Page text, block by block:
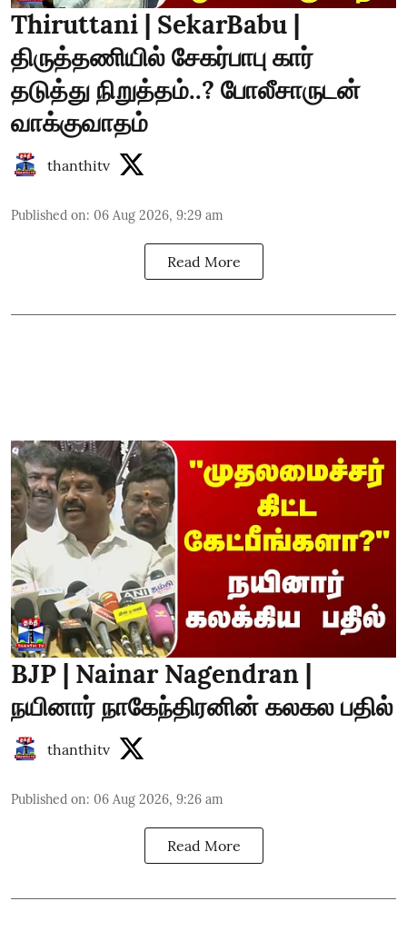
Thiruttani | SekarBabu |
திருத்தணியில் சேகர்பாபு கார்
தடுத்து நிறுத்தம்..? போலீசாருடன்
வாக்குவாதம்
thanthitv
Published on: 06 Aug 2026, 9:29 am
Read More
BJP | Nainar Nagendran |
நயினார் நாகேந்திரனின் கலகல பதில்
thanthitv
Published on: 06 Aug 2026, 9:26 am
Read More